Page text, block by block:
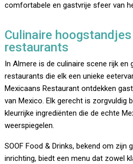
comfortabele en gastvrije sfeer van
Culinaire
restaurants
In Almere is de culinaire scene rijk en
restaurants die elk een unieke
Mexicaans Restaurant ontdekken
van Mexico. Elk gerecht is zorgvuldig
kleurrijke ingrediënten die de echte
weerspiegelen.
SOOF Food & Drinks, bekend om zijn
inrichting, biedt een menu dat zowel